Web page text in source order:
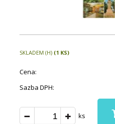
SKLADEM (H) (1 KS)
Cena:
Sazba DPH:
ks